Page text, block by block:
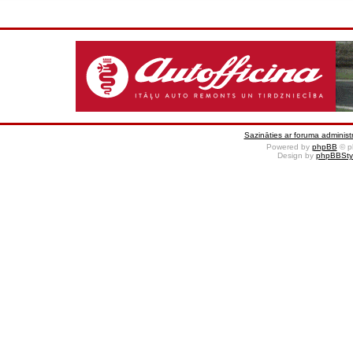
Sazināties ar foruma
Powered by phpBB ©
Design by